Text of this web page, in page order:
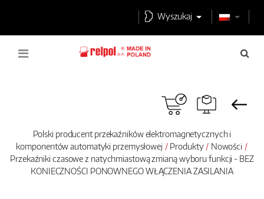
Wyszukaj
Polski producent przekaźników elektromagnetycznych i
komponentów automatyki przemysłowej
Produkty
Nowości
Przekaźniki czasowe z natychmiastową zmianą wyboru funkcji - BEZ
KONIECZNOŚCI PONOWNEGO WŁĄCZENIA ZASILANIA